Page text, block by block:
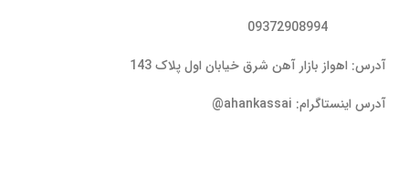
آدرس: اهواز بازار آهن شرق خیابان اول پلاک 143
آدرس اینستاگرام: ahankassai@